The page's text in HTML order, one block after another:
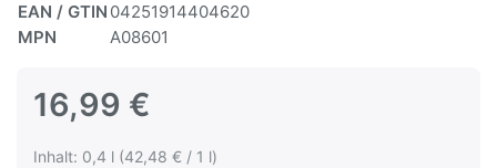
EAN / GTIN 04251914404620
MPN
A08601
16,99 €
Inhalt: 0,4 l (42,48 € / 1 l)